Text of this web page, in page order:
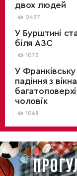
двох людей
2437
У Бурштині
біля АЗС
1073
У Франківську
падіння з вікна
чоловік
1068